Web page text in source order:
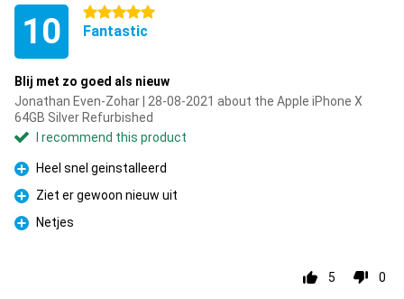
10 5 stars
Fantastic
Blij met zo goed als nieuw
Jonathan Even-Zohar | 28-08-2021 about the Apple iPhone X
64GB Silver Refurbished
I recommend this product
Pro
Heel snel geinstalleerd
Pro
Ziet er gewoon nieuw uit
Pro
Netjes
5 0